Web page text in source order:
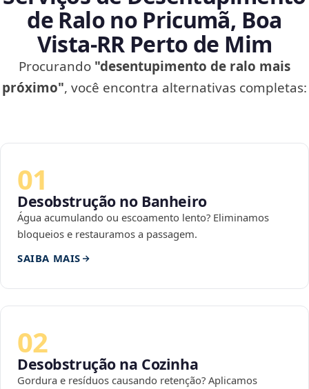
de Ralo no Pricumã, Boa
Vista‑RR Perto de Mim
Procurando "desentupimento de ralo mais
próximo", você encontra alternativas completas:
01
Desobstrução no Banheiro
Água acumulando ou escoamento lento? Eliminamos
bloqueios e restauramos a passagem.
SAIBA MAIS
02
Desobstrução na Cozinha
Gordura e resíduos causando retenção? Aplicamos